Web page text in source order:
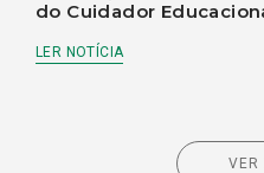
do Cuidador
LER NOTÍCIA
VER